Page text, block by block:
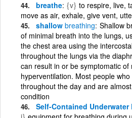
breathe {v} to respire, live,
move as air, exhale, give vent,
shallow breathing Shallow
of minimal breath into the lungs,
the chest area using the
throughout the lungs via the
can result in or be symptomatic of
hyperventilation. Most people
throughout the day and are
condition
Self-Contained Underwater